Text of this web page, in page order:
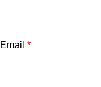
Email *